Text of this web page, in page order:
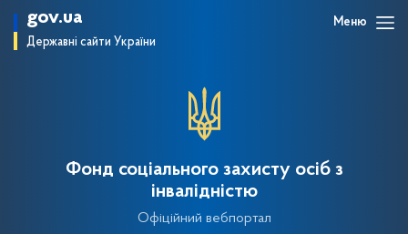
gov.ua
Державні сайти України
Меню
Фонд соціального захисту осіб з
інвалідністю
Офіційний вебпортал